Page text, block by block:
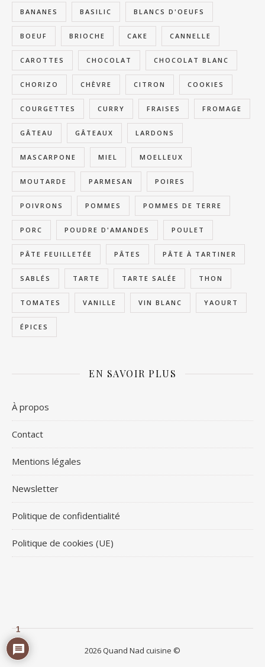
BANANES BASILIC BLANCS D'OEUFS
BOEUF BRIOCHE CAKE CANNELLE
CAROTTES CHOCOLAT CHOCOLAT BLANC
CHORIZO CHÈVRE CITRON COOKIES
COURGETTES CURRY FRAISES FROMAGE
GÂTEAU GÂTEAUX LARDONS
MASCARPONE MIEL MOELLEUX
MOUTARDE PARMESAN POIRES
POIVRONS POMMES POMMES DE TERRE
PORC POUDRE D'AMANDES POULET
PÂTE FEUILLETÉE PÂTES PÂTE À TARTINER
SABLÉS TARTE TARTE SALÉE THON
TOMATES VANILLE VIN BLANC YAOURT
ÉPICES
EN SAVOIR PLUS
À propos
Contact
Mentions légales
Newsletter
Politique de confidentialité
Politique de cookies (UE)
2026 Quand Nad cuisine ©
1